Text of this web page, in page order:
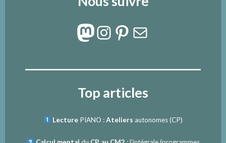
Mastodon
Instagram
Pinterest
E-mail
Top articles
Lecture PIANO :Ateliers autonomes (CP)